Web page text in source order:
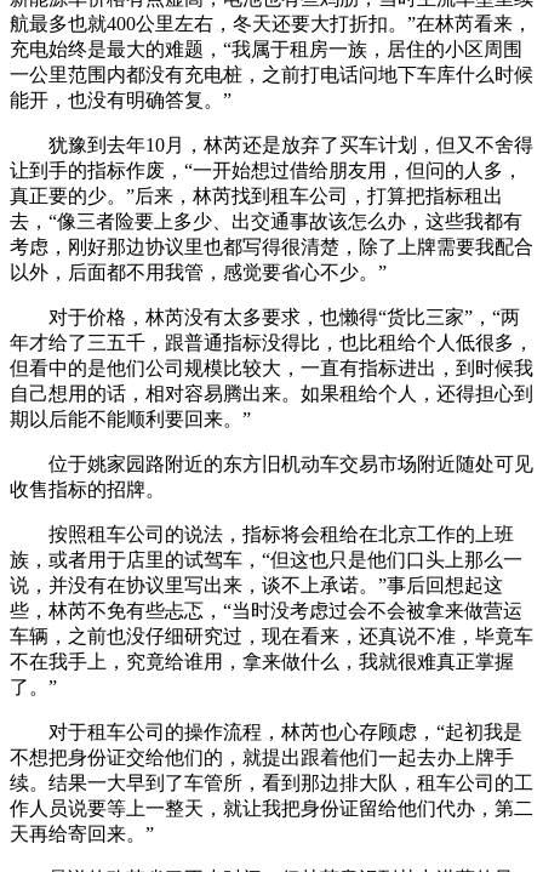
航最多也就400公里左右，冬天还要大打折扣。”在林芮看来，
充电始终是最大的难题，“我属于租房一族，居住的小区周围
一公里范围内都没有充电桩，之前打电话问地下车库什么时候
能开，也没有明确答复。”
犹豫到去年10月，林芮还是放弃了买车计划，但又不舍得
让到手的指标作废，“一开始想过借给朋友用，但问的人多，
真正要的少。”后来，林芮找到租车公司，打算把指标租出
去，“像三者险要上多少、出交通事故该怎么办，这些我都有
考虑，刚好那边协议里也都写得很清楚，除了上牌需要我配合
以外，后面都不用我管，感觉要省心不少。”
对于价格，林芮没有太多要求，也懒得“货比三家”，“两
年才给了三五千，跟普通指标没得比，也比租给个人低很多，
但看中的是他们公司规模比较大，一直有指标进出，到时候我
自己想用的话，相对容易腾出来。如果租给个人，还得担心到
期以后能不能顺利要回来。”
位于姚家园路附近的东方旧机动车交易市场附近随处可见
收售指标的招牌。
按照租车公司的说法，指标将会租给在北京工作的上班
族，或者用于店里的试驾车，“但这也只是他们口头上那么一
说，并没有在协议里写出来，谈不上承诺。”事后回想起这
些，林芮不免有些忐忑，“当时没考虑过会不会被拿来做营运
车辆，之前也没仔细研究过，现在看来，还真说不准，毕竟车
不在我手上，究竟给谁用，拿来做什么，我就很难真正掌握
了。”
对于租车公司的操作流程，林芮也心存顾虑，“起初我是
不想把身份证交给他们的，就提出跟着他们一起去办上牌手
续。结果一大早到了车管所，看到那边排大队，租车公司的工
作人员说要等上一整天，就让我把身份证留给他们代办，第二
天再给寄回来。”